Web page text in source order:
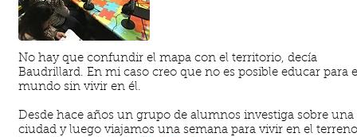
No hay que confundir el mapa con el territorio, decía
Baudrillard. En mi caso creo que no es posible educar para
mundo sin vivir en él.
Desde hace años un grupo de alumnos investiga sobre una
ciudad y luego viajamos una semana para vivir en el terreno